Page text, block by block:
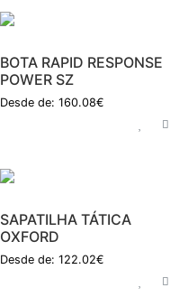
BOTA RAPID RESPONSE
POWER SZ
Desde de: 160.08€
SAPATILHA TÁTICA
OXFORD
Desde de: 122.02€